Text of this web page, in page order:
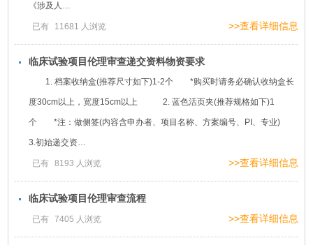
《涉及人…
>>查看详细信息
已有 11681 人浏览
临床试验项目伦理审查递交资料物资要求
1. 档案收纳盒(推荐尺寸如下)1-2个 *购买时请务必确认收纳盒长
度30cm以上，宽度15cm以上 2. 蓝色活页夹(推荐规格如下)1
个 *注：做侧签(内容含申办者、项目名称、方案编号、PI、专业)
3.初始递交资…
>>查看详细信息
已有 8193 人浏览
临床试验项目伦理审查流程
>>查看详细信息
已有 7405 人浏览